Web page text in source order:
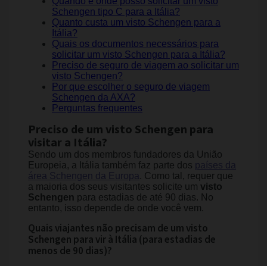
Schengen tipo C para a Itália?
Quanto custa um visto Schengen para a
Itália?
Quais os documentos necessários para
solicitar um visto Schengen para a Itália?
Preciso de seguro de viagem ao solicitar um
visto Schengen?
Por que escolher o seguro de viagem
Schengen da AXA?
Perguntas frequentes
Preciso de um visto Schengen para
visitar a Itália?
Sendo um dos membros fundadores da União
Europeia, a Itália também faz parte dos
países da
área Schengen da Europa . Como tal, requer que
a maioria dos seus visitantes solicite um visto
Schengen para estadias de até 90 dias. No
entanto, isso depende de onde você vem.
Quais viajantes não precisam de um visto
Schengen para vir à Itália (para estadias de
menos de 90 dias)?